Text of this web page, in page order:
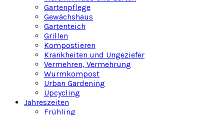
Gartenpflege
Gewächshaus
Gartenteich
Grillen
Kompostieren
Krankheiten und Ungeziefer
Vermehren, Vermehrung
Wurmkompost
Urban Gardening
Upcycling
Jahreszeiten
Frühling